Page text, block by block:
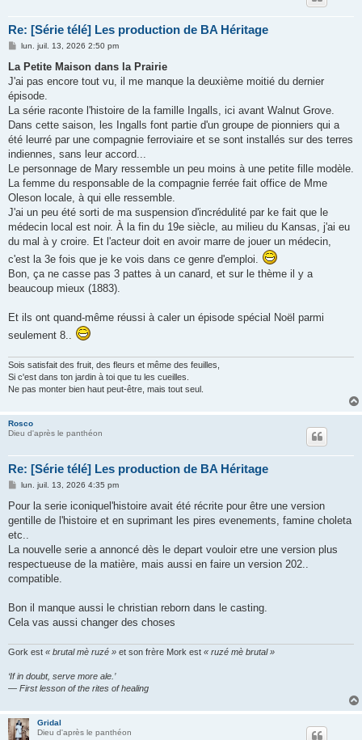
Re: [Série télé] Les production de BA Héritage
M
s
a
g
lun. juil. 13, 2026 2:50 pm
La Petite Maison dans la Prairie
J'ai pas encore tout vu, il me manque la deuxième moitié du dernier
épisode.
La série raconte l'histoire de la famille Ingalls, ici avant Walnut Grove.
Dans cette saison, les Ingalls font partie d'un groupe de pionniers qui a
été leurré par une compagnie ferroviaire et se sont installés sur des terres
indiennes, sans leur accord...
Le personnage de Mary ressemble un peu moins à une petite fille modèle.
La femme du responsable de la compagnie ferrée fait office de Mme
Oleson locale, à qui elle ressemble.
J'ai un peu été sorti de ma suspension d'incrédulité par ke fait que le
médecin local est noir. À la fin du 19e siècle, au milieu du Kansas, j'ai eu
du mal à y croire. Et l'acteur doit en avoir marre de jouer un médecin,
c'est la 3e fois que je ke vois dans ce genre d'emploi.
Bon, ça ne casse pas 3 pattes à un canard, et sur le thème il y a
beaucoup mieux (1883).
Et ils ont quand-même réussi à caler un épisode spécial Noël parmi
seulement 8..
Sois satisfait des fruit, des fleurs et même des feuilles,
Si c'est dans ton jardin à toi que tu les cueilles.
Ne pas monter bien haut peut-être, mais tout seul.
Rosco
Dieu d'après le panthéon
Re: [Série télé] Les production de BA Héritage
M
s
a
g
lun. juil. 13, 2026 4:35 pm
Pour la serie iconiquel'histoire avait été récrite pour être une version
gentille de l'histoire et en suprimant les pires evenements, famine choleta
etc..
La nouvelle serie a annoncé dès le depart vouloir etre une version plus
respectueuse de la matière, mais aussi en faire un version 202..
compatible.
Bon il manque aussi le christian reborn dans le casting.
Cela vas aussi changer des choses
Gork est « brutal mè ruzé » et son frère Mork est « ruzé mè brutal »
‘If in doubt, serve more ale.’
— First lesson of the rites of healing
Gridal
Dieu d'après le panthéon